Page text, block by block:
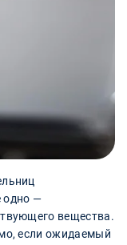
одно —
вещества.
если ожидаемый